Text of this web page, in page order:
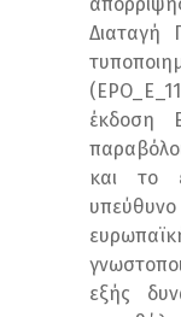
Διαταγή
έκδοση
και το
εξής